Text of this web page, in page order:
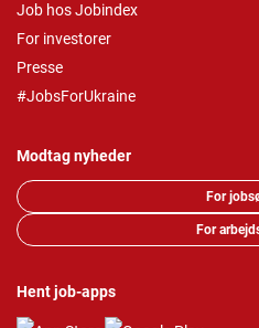
Job hos Jobindex
For investorer
Presse
#JobsForUkraine
Modtag nyheder
For
For
Hent job-apps